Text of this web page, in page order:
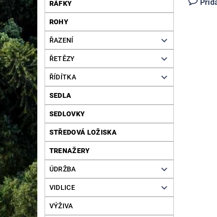
RÁFKY
ROHY
ŘAZENÍ
ŘETĚZY
ŘÍDÍTKA
SEDLA
SEDLOVKY
STŘEDOVÁ LOŽISKA
TRENAŽERY
ÚDRŽBA
VIDLICE
VÝŽIVA